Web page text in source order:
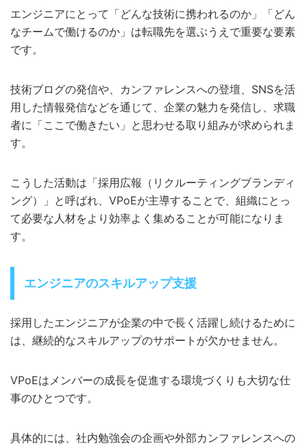
エンジニアにとって「どんな技術に携われるのか」「どん
なチームで働けるのか」は転職先を選ぶうえで重要な要素
です。
技術ブログの発信や、カンファレンスへの登壇、SNSを活
用した情報発信などを通じて、企業の魅力を発信し、求職
者に「ここで働きたい」と思わせる取り組みが求められま
す。
こうした活動は「採用広報（リクルーティングブランディ
ング）」と呼ばれ、VPoEが主導することで、組織にとっ
て必要な人材をより効率よく集めることが可能になりま
す。
エンジニアのスキルアップ支援
採用したエンジニアが企業の中で長く活躍し続けるために
は、継続的なスキルアップのサポートが欠かせません。
VPoEはメンバーの成長を促進する環境づくりも大切な仕
事のひとつです。
具体的には、社内勉強会の企画や外部カンファレンスへの